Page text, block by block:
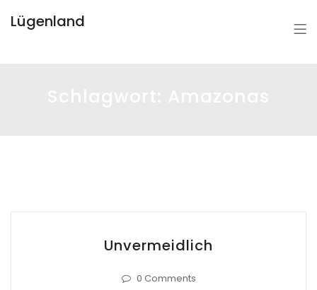
Lügenland
Unvermeidlich
0 Comments